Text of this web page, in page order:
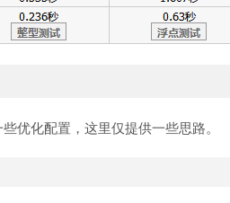
优化配置，这里仅提供一些思路。